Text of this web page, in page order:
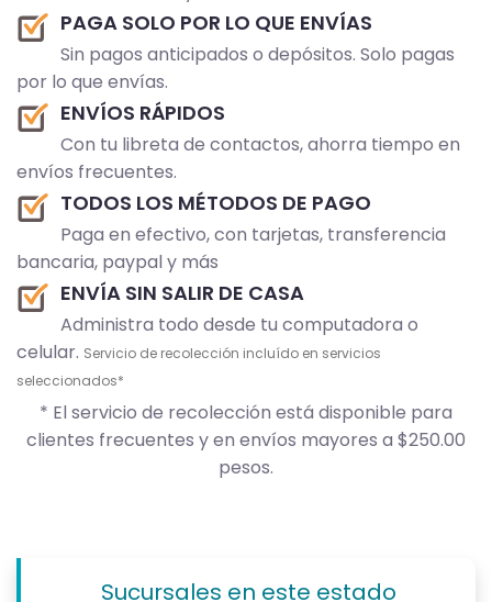
PAGA SOLO POR LO QUE ENVÍAS
Sin pagos anticipados o depósitos. Solo pagas
por lo que envías.
ENVÍOS RÁPIDOS
Con tu libreta de contactos, ahorra tiempo en
envíos frecuentes.
TODOS LOS MÉTODOS DE PAGO
Paga en efectivo, con tarjetas, transferencia
bancaria, paypal y más
ENVÍA SIN SALIR DE CASA
Administra todo desde tu computadora o
celular. Servicio de recolección incluído en servicios
seleccionados*
* El servicio de recolección está disponible para
clientes frecuentes y en envíos mayores a $250.00
pesos.
Sucursales en este estado